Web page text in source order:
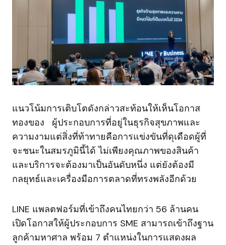
แนวโน้มการเติบโตดังกล่าวสะท้อนให้เห็นโอกาส
ทองของ ผู้ประกอบการที่อยู่ในธุรกิจสุขภาพและ
ความงามแต่สิ่งที่ท้าทายคือการแข่งขันที่ดุเดือดผู้ที่
จะชนะในสมรภูมินี้ได้ ไม่เพียงคุณภาพของสินค้า
และบริการจะต้องมาเป็นอันดับหนึ่ง แต่ยังต้องมี
กลยุทธ์และเครื่องมือการตลาดที่ทรงพลังอีกด้วย
LINE แพลตฟอร์มที่เข้าถึงคนไทยกว่า 56 ล้านคน
เปิดโอกาสให้ผู้ประกอบการ SME สามารถเข้าถึงฐาน
ลูกค้ามหาศาล พร้อม 7 ตำแหน่งในการแสดงผล